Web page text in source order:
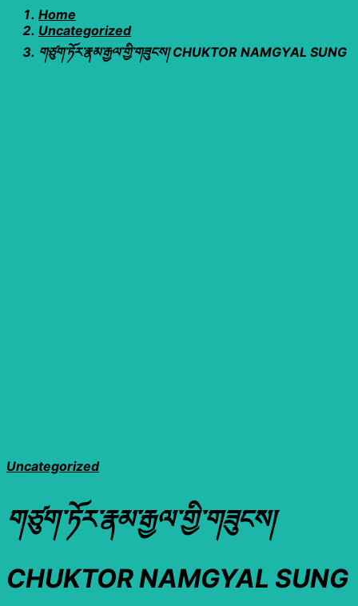
Home
Uncategorized
གཙུག་ཏོར་རྣམ་རྒྱལ་གྱི་གཟུངས། CHUKTOR NAMGYAL SUNG
Uncategorized
གཙུག་ཏོར་རྣམ་རྒྱལ་གྱི་གཟུངས།
CHUKTOR NAMGYAL SUNG